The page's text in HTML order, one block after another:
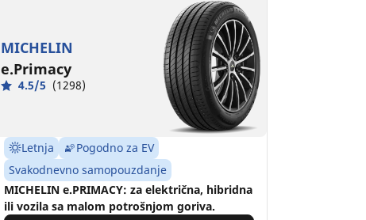
MICHELIN
e.Primacy
4.5/5 (1298)
Letnja
Pogodno za EV
Svakodnevno samopouzdanje
MICHELIN e.PRIMACY: za električna, hibridna
ili vozila sa malom potrošnjom goriva.